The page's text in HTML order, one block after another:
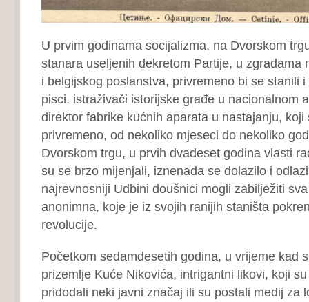
U prvim godinama socijalizma, na Dvorskom
stanara useljenih dekretom Partije, u zgradama
i belgijskog poslanstva, privremeno bi se stanili
pisci, istraživači istorijske građe u nacionalnom
direktor fabrike kućnih aparata u nastajanju, koji
privremeno, od nekoliko mjeseci do nekoliko
Dvorskom trgu, u prvih dvadeset godina vlasti
su se brzo mijenjali, iznenada se dolazilo i
najrevnosniji Udbini doušnici mogli zabilježiti
anonimna, koje je iz svojih ranijih staništa
revolucije.
Početkom sedamdesetih godina, u vrijeme kad
prizemlje Kuće Nikovića, intrigantni likovi, koji
pridodali neki javni značaj ili su postali medij za